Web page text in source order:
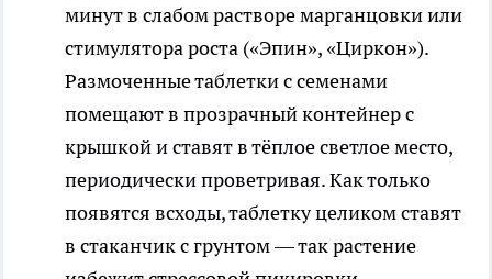
минут в слабом растворе марганцовки или
стимулятора роста («Эпин», «Циркон»).
Размоченные таблетки с семенами
помещают в прозрачный контейнер с
крышкой и ставят в тёплое светлое место,
периодически проветривая. Как только
появятся всходы, таблетку целиком ставят
в стаканчик с грунтом — так растение